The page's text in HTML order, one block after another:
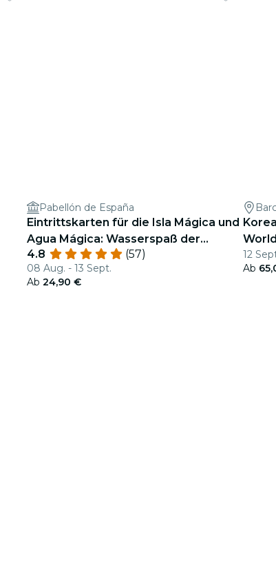
Pabellón de España
Eintrittskarten für die Isla Mágica und
Agua Mágica: Wasserspaß der
Extraklasse
4.8 (57)
08 Aug. - 13 Sept.
Ab 24,90 €
12
Ab